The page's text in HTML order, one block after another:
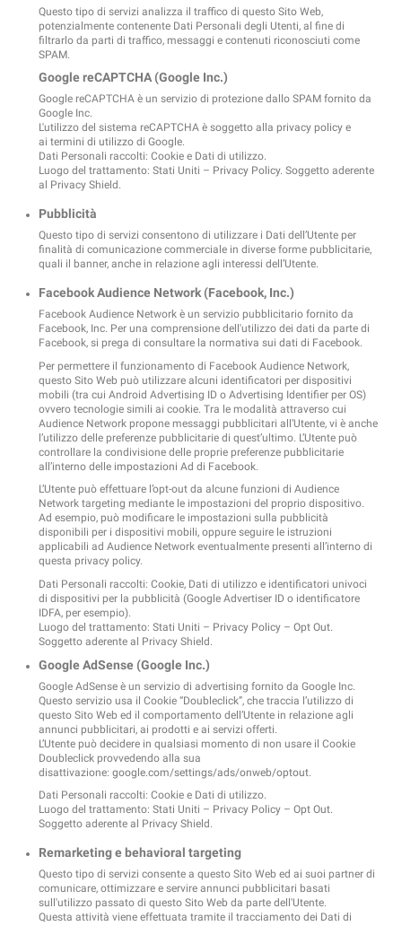
Questo tipo di servizi analizza il traffico di questo Sito Web,
potenzialmente contenente Dati Personali degli Utenti, al fine di
filtrarlo da parti di traffico, messaggi e contenuti riconosciuti come
SPAM.
Google reCAPTCHA (Google Inc.)
Google reCAPTCHA è un servizio di protezione dallo SPAM fornito da
Google Inc.
L'utilizzo del sistema reCAPTCHA è soggetto alla privacy policy e
ai termini di utilizzo di Google.
Dati Personali raccolti: Cookie e Dati di utilizzo.
Luogo del trattamento: Stati Uniti – Privacy Policy. Soggetto aderente
al Privacy Shield.
Pubblicità
Questo tipo di servizi consentono di utilizzare i Dati dell’Utente per
finalità di comunicazione commerciale in diverse forme pubblicitarie,
quali il banner, anche in relazione agli interessi dell’Utente.
Facebook Audience Network (Facebook, Inc.)
Facebook Audience Network è un servizio pubblicitario fornito da
Facebook, Inc. Per una comprensione dell'utilizzo dei dati da parte di
Facebook, si prega di consultare la normativa sui dati di Facebook.
Per permettere il funzionamento di Facebook Audience Network,
questo Sito Web può utilizzare alcuni identificatori per dispositivi
mobili (tra cui Android Advertising ID o Advertising Identifier per OS)
ovvero tecnologie simili ai cookie. Tra le modalità attraverso cui
Audience Network propone messaggi pubblicitari all’Utente, vi è anche
l’utilizzo delle preferenze pubblicitarie di quest’ultimo. L’Utente può
controllare la condivisione delle proprie preferenze pubblicitarie
all’interno delle impostazioni Ad di Facebook.
L’Utente può effettuare l’opt-out da alcune funzioni di Audience
Network targeting mediante le impostazioni del proprio dispositivo.
Ad esempio, può modificare le impostazioni sulla pubblicità
disponibili per i dispositivi mobili, oppure seguire le istruzioni
applicabili ad Audience Network eventualmente presenti all’interno di
questa privacy policy.
Dati Personali raccolti: Cookie, Dati di utilizzo e identificatori univoci
di dispositivi per la pubblicità (Google Advertiser ID o identificatore
IDFA, per esempio).
Luogo del trattamento: Stati Uniti – Privacy Policy – Opt Out.
Soggetto aderente al Privacy Shield.
Google AdSense (Google Inc.)
Google AdSense è un servizio di advertising fornito da Google Inc.
Questo servizio usa il Cookie “Doubleclick”, che traccia l’utilizzo di
questo Sito Web ed il comportamento dell’Utente in relazione agli
annunci pubblicitari, ai prodotti e ai servizi offerti.
L’Utente può decidere in qualsiasi momento di non usare il Cookie
Doubleclick provvedendo alla sua
disattivazione: google.com/settings/ads/onweb/optout
Dati Personali raccolti: Cookie e Dati di utilizzo.
Luogo del trattamento: Stati Uniti – Privacy Policy – Opt Out.
Soggetto aderente al Privacy Shield.
Remarketing e behavioral targeting
Questo tipo di servizi consente a questo Sito Web ed ai suoi partner di
comunicare, ottimizzare e servire annunci pubblicitari basati
sull'utilizzo passato di questo Sito Web da parte dell'Utente.
Questa attività viene effettuata tramite il tracciamento dei Dati di